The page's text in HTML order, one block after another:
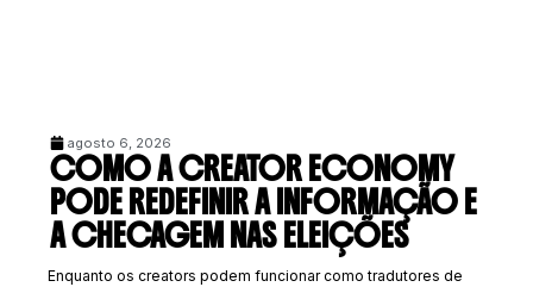
agosto 6, 2026
COMO A CREATOR ECONOMY
PODE REDEFINIR A INFORMAÇÃO E
A CHECAGEM NAS ELEIÇÕES
Enquanto os creators podem funcionar como tradutores de